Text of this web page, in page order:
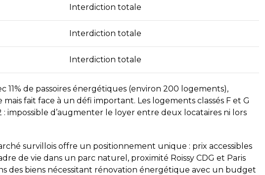
Interdiction totale
Interdiction totale
Interdiction totale
11% de passoires énergétiques (environ 200 logements),
fait face à un défi important. Les logements classés F et G
impossible d’augmenter le loyer entre deux locataires ni lors
survillois offre un positionnement unique : prix accessibles
de vie dans un parc naturel, proximité Roissy CDG et Paris
des biens nécessitant rénovation énergétique avec un budget